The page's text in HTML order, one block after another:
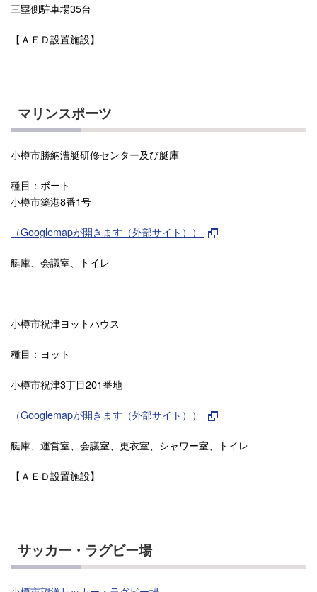
三塁側駐車場35台
【ＡＥＤ設置施設】
マリンスポーツ
小樽市勝納漕艇研修センター及び艇庫
種目：ボート
小樽市築港8番1号
（Googlemapが開きます（外部サイト））
艇庫、会議室、トイレ
小樽市祝津ヨットハウス
種目：ヨット
小樽市祝津3丁目201番地
（Googlemapが開きます（外部サイト））
艇庫、運営室、会議室、更衣室、シャワー室、トイレ
【ＡＥＤ設置施設】
サッカー・ラグビー場